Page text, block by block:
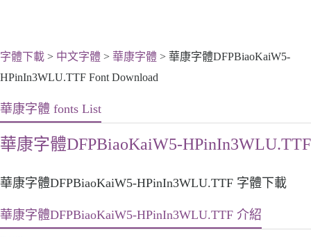
字體下載 > 中文字體 > 華康字體 > 華康字體DFPBiaoKaiW5-
HPinIn3WLU.TTF Font Download
華康字體 fonts List
華康字體DFPBiaoKaiW5-HPinIn3WLU.TTF
華康字體DFPBiaoKaiW5-HPinIn3WLU.TTF 字體下載
華康字體DFPBiaoKaiW5-HPinIn3WLU.TTF 介紹